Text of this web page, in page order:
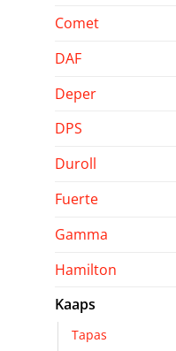
Comet
DAF
Deper
DPS
Duroll
Fuerte
Gamma
Hamilton
Kaaps
Tapas